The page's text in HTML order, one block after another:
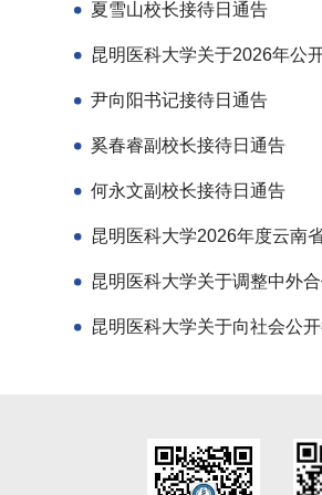
夏雪山校长接待日通告
尹向阳书记接待日通告
奚春睿副校长接待日通告
何永文副校长接待日通告